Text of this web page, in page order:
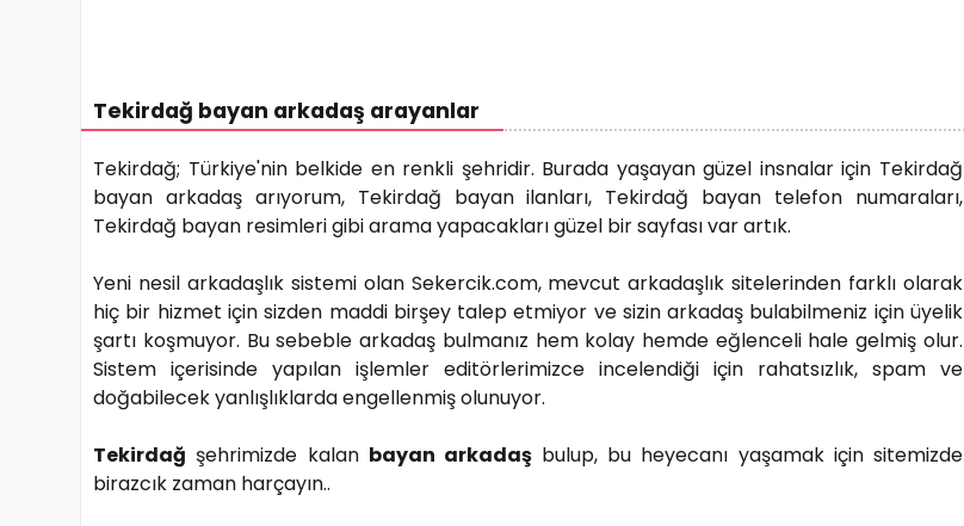
Tekirdağ bayan arkadaş arayanlar
Tekirdağ; Türkiye'nin belkide en renkli şehridir. Burada yaşayan güzel insnalar için Tekirdağ
bayan arkadaş arıyorum, Tekirdağ bayan ilanları, Tekirdağ bayan telefon numaraları,
Tekirdağ bayan resimleri gibi arama yapacakları güzel bir sayfası var artık.
Yeni nesil arkadaşlık sistemi olan Sekercik.com, mevcut arkadaşlık sitelerinden farklı olarak
hiç bir hizmet için sizden maddi birşey talep etmiyor ve sizin arkadaş bulabilmeniz için üyelik
şartı koşmuyor. Bu sebeble arkadaş bulmanız hem kolay hemde eğlenceli hale gelmiş olur.
Sistem içerisinde yapılan işlemler editörlerimizce incelendiği için rahatsızlık, spam ve
doğabilecek yanlışlıklarda engellenmiş olunuyor.
Tekirdağ şehrimizde kalan bayan arkadaşbulup, bu heyecanı yaşamak için sitemizde
birazcık zaman harçayın..